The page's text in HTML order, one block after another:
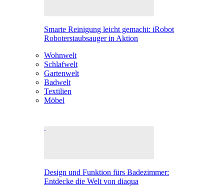
Smarte Reinigung leicht gemacht: iRobot
Roboterstaubsauger in Aktion
Wohnwelt
Schlafwelt
Gartenwelt
Badwelt
Textilien
Möbel
Design und Funktion fürs Badezimmer:
Entdecke die Welt von diaqua